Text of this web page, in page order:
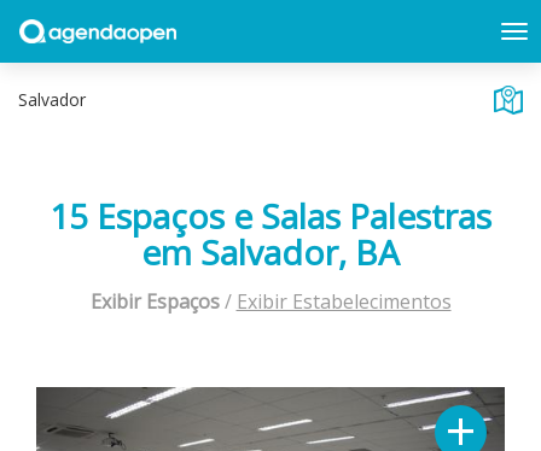
15 Espaços e Salas Palestras
em Salvador, BA
Exibir Espaços/ Exibir Estabelecimentos
+
Previous Next